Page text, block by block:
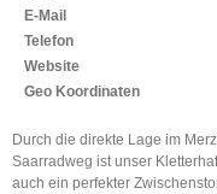
E-Mail
Telefon
Website
Geo Koordinaten
Durch die direkte Lage im
Saarradweg ist unser
auch ein perfekter